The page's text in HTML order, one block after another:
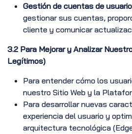
Gestión de cuentas de
gestionar sus cuentas,
cliente y comunicar
3.2 Para Mejorar y Analizar
Legítimos)
Para entender cómo los
nuestro Sitio Web y la
Para desarrollar nuevas
experiencia del usuario y
arquitectura tecnológica